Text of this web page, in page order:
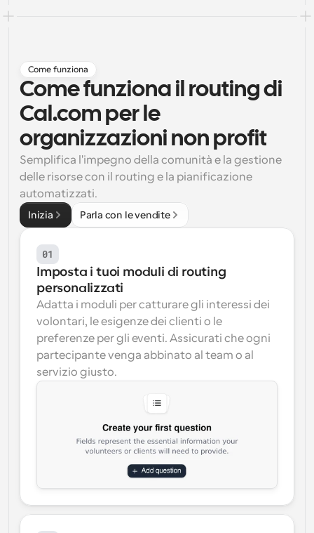
Programmazione potenziata con chiamate
supportate dall'IA
Blog
Rimani aggiornato con le ultime notizie e aggiornamenti
Riunioni Instantanee
Incontrare i clienti in pochi minuti
Link di Gruppo Dinamico
Prenota senza sforzo riunioni con più persone
Webhook
Come funziona
Come funziona il routing di
Cal.com per le
organizzazioni non profit
Semplifica l'impegno della comunità e la gestione
delle risorse con il routing e la pianificazione
automatizzati.
Inizia Parla con le vendite
01
Imposta i tuoi moduli di routing
personalizzati
Adatta i moduli per catturare gli interessi dei
volontari, le esigenze dei clienti o le
preferenze per gli eventi. Assicurati che ogni
partecipante venga abbinato al team o al
servizio giusto.